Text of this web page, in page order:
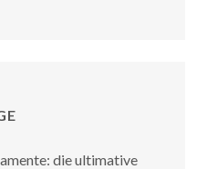
die ultimative